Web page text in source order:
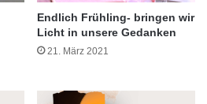
Endlich Frühling- bringen wir
Licht in unsere Gedanken
21. März 2021